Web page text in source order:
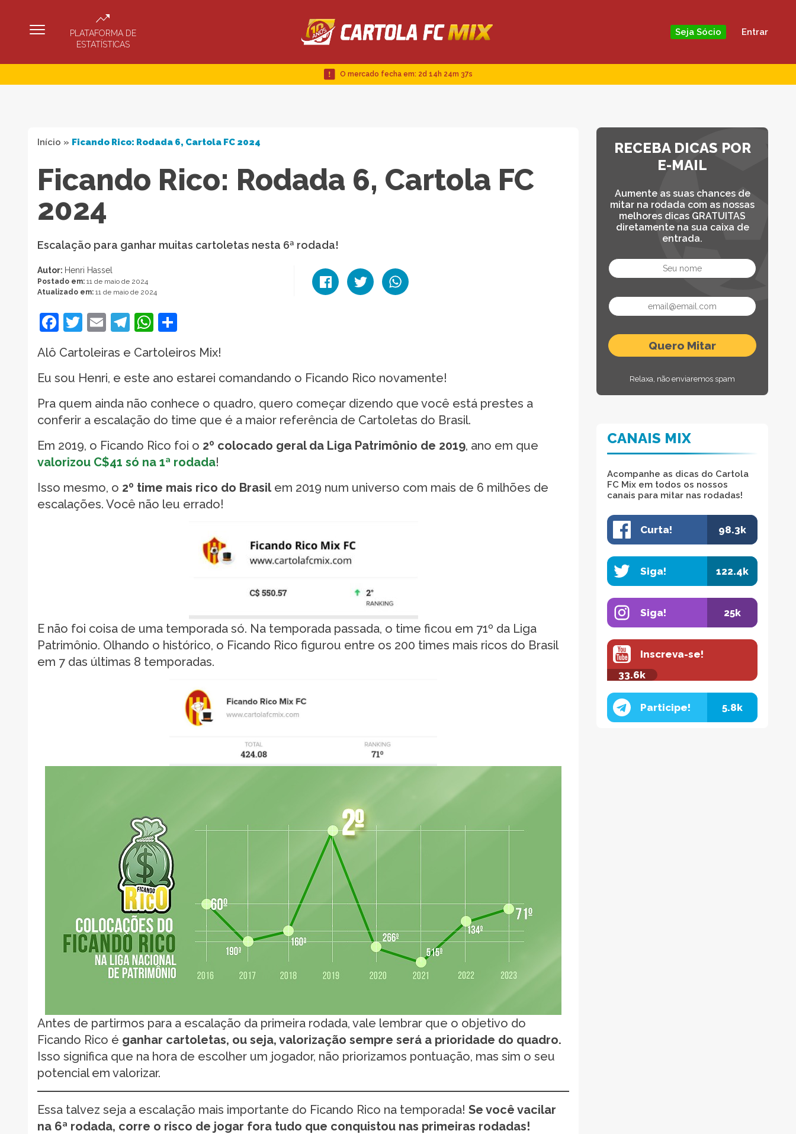
PLATAFORMA DE
ESTATÍSTICAS
Seja Sócio Entrar
O mercado fecha em: 2d 14h 24m 36s
Início » Ficando Rico: Rodada 6, Cartola FC 2024
Ficando Rico: Rodada 6, Cartola FC
2024
Escalação para ganhar muitas cartoletas nesta 6ª rodada!
Autor: Henri Hassel
Postado em: 11 de maio de 2024
Atualizado em: 11 de maio de 2024
Facebook
Twitter
EmailTelegram
WhatsApp
Alô Cartoleiras e Cartoleiros Mix!
Eu sou Henri, e este ano estarei comandando o Ficando Rico novamente!
Pra quem ainda não conhece o quadro, quero começar dizendo que você está prestes a
conferir a escalação do time que é a maior referência de Cartoletas do Brasil.
Em 2019, o Ficando Rico foi o 2º colocado geral da Liga Patrimônio de 2019, ano em que
valorizou C$41 só na 1ª rodada!
Isso mesmo, o 2º time mais rico do Brasil em 2019 num universo com mais de 6 milhões de
escalações. Você não leu errado!
E não foi coisa de uma temporada só. Na temporada passada, o time ficou em 71º da Liga
Patrimônio. Olhando o histórico, o Ficando Rico figurou entre os 200 times mais ricos do Brasil
em 7 das últimas 8 temporadas.
Antes de partirmos para a escalação da primeira rodada, vale lembrar que o objetivo do
Ficando Rico é ganhar cartoletas, ou seja, valorização sempre será a prioridade do quadro.
Isso significa que na hora de escolher um jogador, não priorizamos pontuação, mas sim o seu
potencial em valorizar.
Essa talvez seja a escalação mais importante do Ficando Rico na temporada! Se você vacilar
na 6ª rodada, corre o risco de jogar fora tudo que conquistou nas primeiras rodadas!
RECEBA DICAS POR
E-MAIL
Aumente as suas chances de
mitar na rodada com as nossas
melhores dicas GRATUITAS
diretamente na sua caixa de
entrada.
Relaxa, não enviaremos spam
CANAIS MIX
Acompanhe as dicas do Cartola
FC Mix em todos os nossos
canais para mitar nas rodadas!
Curta! 98.3k
Siga! 122.4k
Siga! 25k
Inscreva-se!
33.6k
Participe! 5.8k